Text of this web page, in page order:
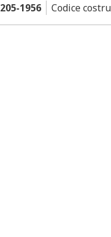
205-1956 Codice